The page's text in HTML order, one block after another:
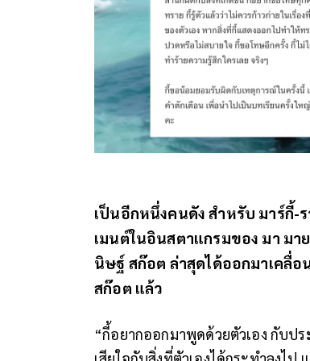
เป็นอีกหนึ่งคนดัง สำหรับ มาร์กี้-
เมนต์ในอินสตาแกรมของ มา ม
นิษฐ์ สก๊อต ล่าสุดได้ออกมาเคลื่
สก๊อต แล้ว
“กี้อยากออกมาพูดด้วยตัวเอง กับป